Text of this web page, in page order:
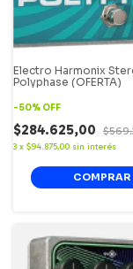
Electro Harmonix
Polyphase (OFERTA)
-50% OFF
$284.625,00
3 x $94.875,00 sin interés